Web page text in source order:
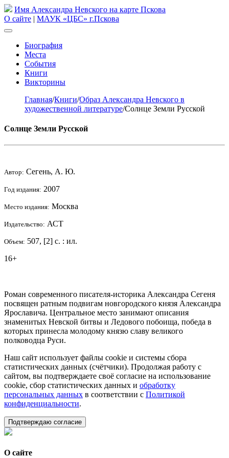
Имя Александра Невского на карте Пскова
О сайте | МАУК «ЦБС» г.Пскова
Биография
Места
События
Книги
Викторины
Главная/Книги/Образ Александра Невского в
художественной литературе/Солнце Земли Русской
Солнце Земли Русской
Автор: Сегень, А. Ю.
Год издания: 2007
Место издания: Москва
Издательство: АСТ
Объем: 507, [2] с. : ил.
16+
Роман современного писателя-историка Александра Сегеня
посвящен ратным подвигам новгородского князя Александра
Ярославича. Центральное место занимают описания
знаменитых Невской битвы и Ледового побоища, победа в
которых принесла молодому князю славу великого
полководца Руси.
Наш сайт использует файлы cookie и системы сбора
статистических данных (счётчики). Продолжая работу с
сайтом, вы подтверждаете своё согласие на использование
cookie, сбор статистических данных и обработку
персональных данных в соответствии с Политикой
конфиденциальности.
Подтверждаю согласие
О сайте